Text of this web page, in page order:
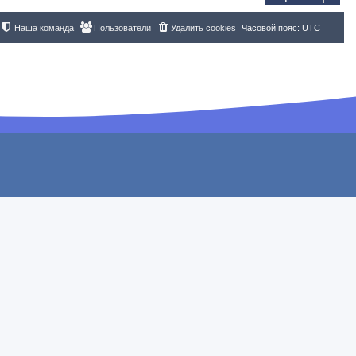
Часовой пояс: UTC
Удалить cookies
Пользователи
Наша команда